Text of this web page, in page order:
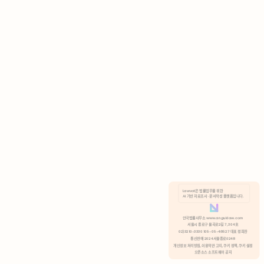
분석 쿠키 허용
Lawvot은 법률업무를 위한
AI 기반 자료조사 · 문서작성 플랫폼입니다.
안국법률사무소 www.anguklaw.com
서울시 종로구 율곡로2길 7, 304호
02)3210-3330 105-05-48527 대표 정희찬
통신판매 2024서울종로0248
개인정보 처리방침, 이용약관 고지, 쿠키 정책, 쿠키 설정
오픈소스 소프트웨어 공지